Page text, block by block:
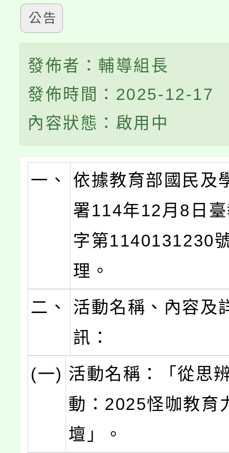
公告
發佈者：輔導組長
發佈時間：2025-12-17
內容狀態：啟用中
一、
依據教育部國民及
署114年12月8日
字第1140131230
理。
二、
活動名稱、內容及
訊：
(一) 活動名稱：「從思
動：2025怪咖教育
壇」。